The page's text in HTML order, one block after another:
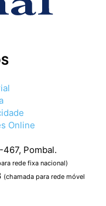
Online
467, Pombal.
rede fixa nacional)
(chamada para rede móvel